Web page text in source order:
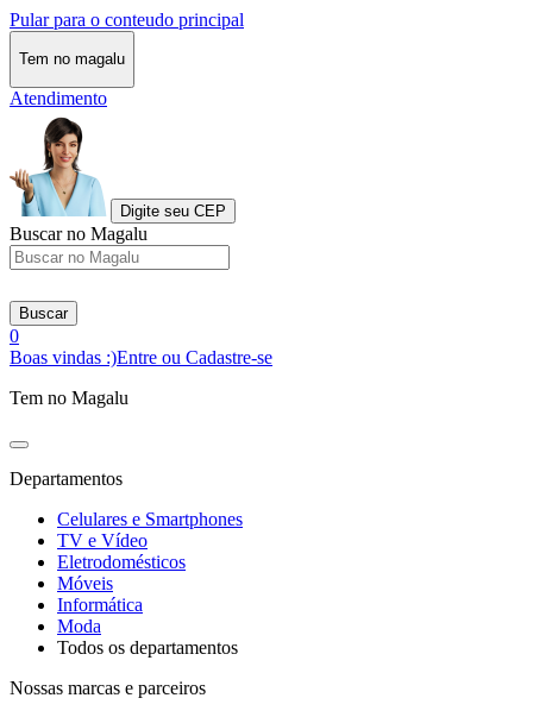
Pular para o conteudo principal
Tem no magalu
Atendimento
Digite seu CEP
Buscar no Magalu
Buscar
0
Boas vindas :)Entre ou Cadastre-se
Tem no Magalu
Departamentos
Celulares e Smartphones
TV e Vídeo
Eletrodomésticos
Móveis
Informática
Moda
Todos os departamentos
Nossas marcas e parceiros